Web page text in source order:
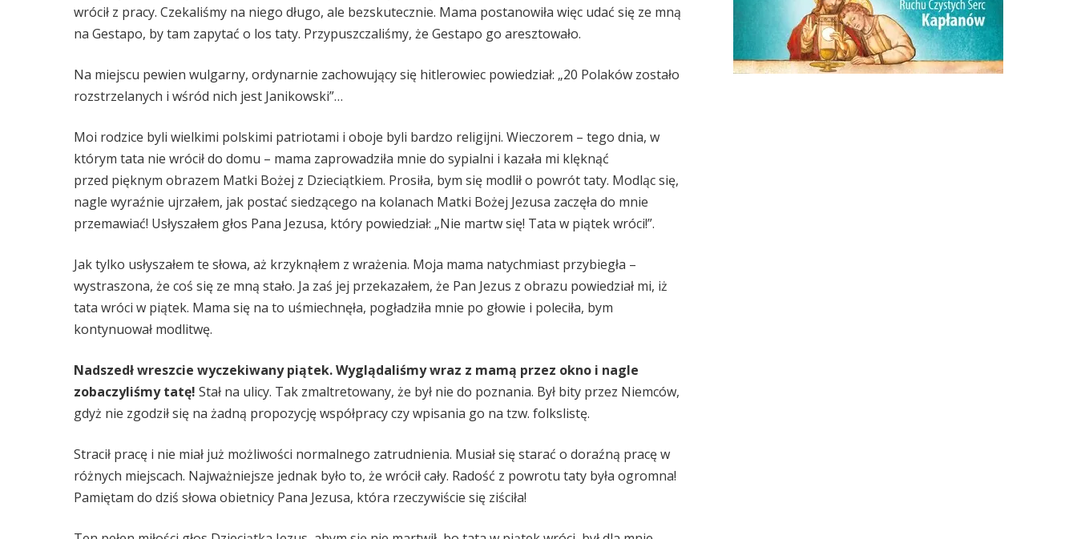
wrócił z pracy. Czekaliśmy na niego długo, ale bezskutecznie. Mama postanowiła więc udać się ze mną
na Gestapo, by tam zapytać o los taty. Przypuszczaliśmy, że Gestapo go aresztowało.
Na miejscu pewien wulgarny, ordynarnie zachowujący się hitlerowiec powiedział: „20 Polaków zostało
rozstrzelanych i wśród nich jest Janikowski”…
Moi rodzice byli wielkimi polskimi patriotami i oboje byli bardzo religijni. Wieczorem – tego dnia, w
którym tata nie wrócił do domu – mama zaprowadziła mnie do sypialni i kazała mi klęknąć
przed pięknym obrazem Matki Bożej z Dzieciątkiem. Prosiła, bym się modlił o powrót taty. Modląc się,
nagle wyraźnie ujrzałem, jak postać siedzącego na kolanach Matki Bożej Jezusa zaczęła do mnie
przemawiać! Usłyszałem głos Pana Jezusa, który powiedział: „Nie martw się! Tata w piątek wróci!”.
Jak tylko usłyszałem te słowa, aż krzyknąłem z wrażenia. Moja mama natychmiast przybiegła –
wystraszona, że coś się ze mną stało. Ja zaś jej przekazałem, że Pan Jezus z obrazu powiedział mi, iż
tata wróci w piątek. Mama się na to uśmiechnęła, pogładziła mnie po głowie i poleciła, bym
kontynuował modlitwę.
Nadszedł wreszcie wyczekiwany piątek. Wyglądaliśmy wraz z mamą przez okno i nagle
zobaczyliśmy tatę! Stał na ulicy. Tak zmaltretowany, że był nie do poznania. Był bity przez Niemców,
gdyż nie zgodził się na żadną propozycję współpracy czy wpisania go na tzw. folkslistę.
Stracił pracę i nie miał już możliwości normalnego zatrudnienia. Musiał się starać o doraźną pracę w
różnych miejscach. Najważniejsze jednak było to, że wrócił cały. Radość z powrotu taty była ogromna!
Pamiętam do dziś słowa obietnicy Pana Jezusa, która rzeczywiście się ziściła!